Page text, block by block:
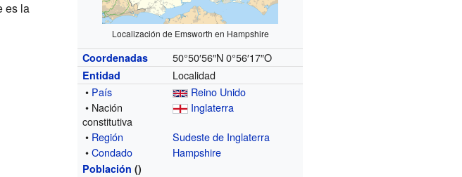
Localización de Emsworth en Hampshire
Coordenadas 50°50′56″N 0°56′17″O
Entidad
Localidad
• País
Reino Unido
• Nación
constitutiva
Inglaterra
• Región
Sudeste de Inglaterra
•Condado Hampshire
Población ()
es la